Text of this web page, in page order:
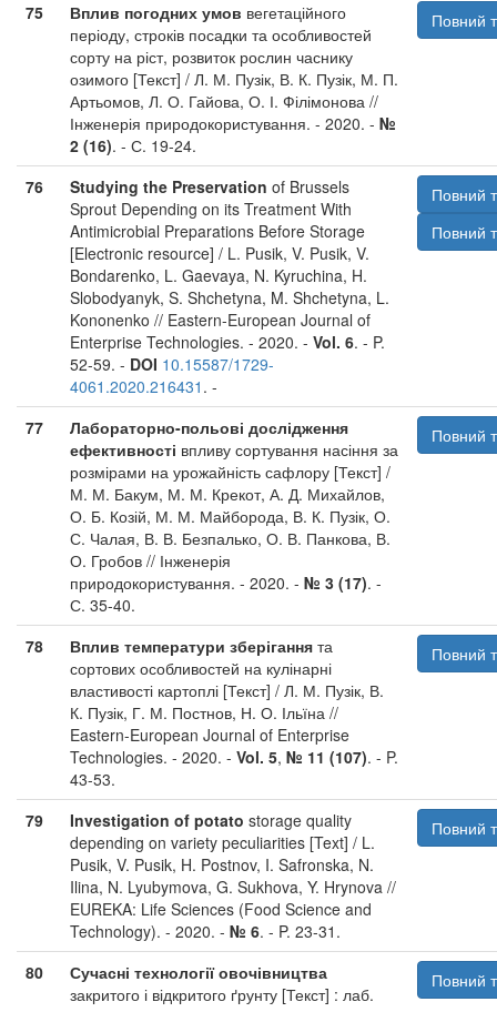
75 Вплив погодних умов вегетаційного
періоду, строків посадки та особливостей
сорту на ріст, розвиток рослин часнику
озимого [Текст] / Л. М. Пузік, В. К. Пузік, М. П.
Артьомов, Л. О. Гайова, О. І. Філімонова //
Інженерія природокористування. - 2020. - №
2 (16). - С. 19-24.
Повний
76 Studying the Preservation of Brussels
Sprout Depending on its Treatment With
Antimicrobial Preparations Before Storage
[Electronic resource] / L. Pusik, V. Pusik, V.
Bondarenko, L. Gaevaya, N. Kyruchina, H.
Slobodyanyk, S. Shchetyna, M. Shchetyna, L.
Kononenko // Eastern-European Journal of
Enterprise Technologies. - 2020. - Vol. 6. - P.
52-59. - DOI 10.15587/1729-
4061.2020.216431 . -
Повний
Повний
77
Лабораторно-польові дослідження
ефективності впливу сортування насіння за
розмірами на урожайність сафлору [Текст] /
М. М. Бакум, М. М. Крекот, А. Д. Михайлов,
О. Б. Козій, М. М. Майборода, В. К. Пузік, О.
С. Чалая, В. В. Безпалько, О. В. Панкова, В.
О. Гробов // Інженерія
природокористування. - 2020. - № 3 (17). -
С. 35-40.
Повний
78 Вплив температури зберігання та
сортових особливостей на кулінарні
властивості картоплі [Текст] / Л. М. Пузік, В.
К. Пузік, Г. М. Постнов, Н. О. Ільїна //
Eastern-European Journal of Enterprise
Technologies. - 2020. - Vol. 5, № 11 (107). - P.
43-53.
Повний
79 Investigation of potato storage quality
depending on variety peculiarities [Text] / L.
Pusik, V. Pusik, H. Postnov, I. Safronska, N.
Ilina, N. Lyubymova, G. Sukhova, Y. Hrynova //
EUREKA: Life Sciences (Food Science and
Technology). - 2020. - № 6. - P. 23-31.
Повний
80
Сучасні технології овочівництва
закритого і відкритого ґрунту [Текст] : лаб.
Повний